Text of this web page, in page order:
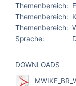
Themenbereich:
Themenbereich:
Themenbereich:
Sprache:
DOWNLOADS